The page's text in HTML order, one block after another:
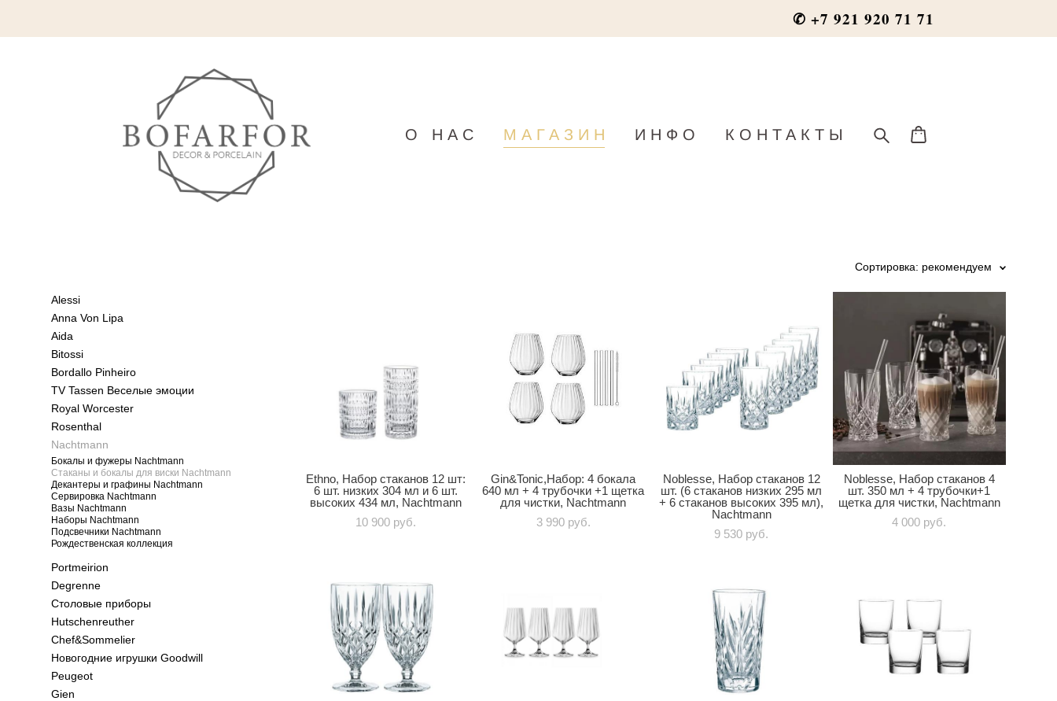
✆ +7 921 920 71 71
О НАС МАГАЗИН ИНФО КОНТАКТЫ
Alessi
Anna Von Lipa
Aida
Bitossi
Bordallo Pinheiro
TV Tassen Веселые эмоции
Royal Worcester
Rosenthal
Nachtmann
Бокалы и фужеры Nachtmann
Стаканы и бокалы для виски Nachtmann
Декантеры и графины Nachtmann
Сервировка Nachtmann
Вазы Nachtmann
Наборы Nachtmann
Подсвечники Nachtmann
Рождественская коллекция
Portmeirion
Degrenne
Столовые приборы
Hutschenreuther
Chef&Sommelier
Новогодние игрушки Goodwill
Peugeot
Gien
Сортировка: рекомендуем
Ethno, Набор стаканов 12 шт:
6 шт. низких 304 мл и 6 шт.
высоких 434 мл, Nachtmann
10 900 pуб.
Gin&Tonic,Набор: 4 бокала
640 мл + 4 трубочки +1 щетка
для чистки, Nachtmann
3 990 pуб.
Noblesse, Набор стаканов 12
шт. (6 стаканов низких 295 мл
+ 6 стаканов высоких 395 мл),
Nachtmann
9 530 pуб.
Noblesse, Набор стаканов 4
шт. 350 мл + 4 трубочки+1
щетка для чистки, Nachtmann
4 000 pуб.